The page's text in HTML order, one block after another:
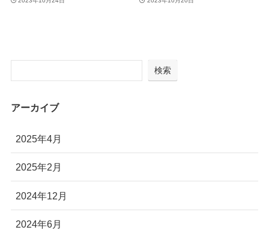
検索
アーカイブ
2025年4月
2025年2月
2024年12月
2024年6月